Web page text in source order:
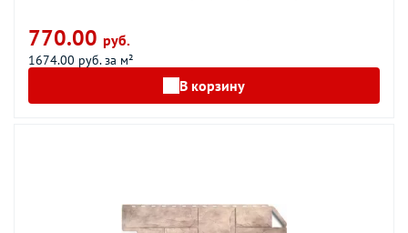
770.00 руб.
1674.00 руб. за м²
В корзину